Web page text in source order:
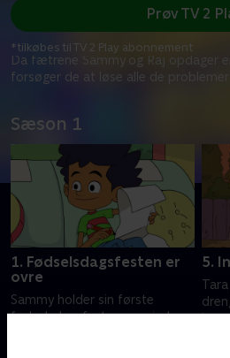
Da fætrene Sammy og Raj opdager
forsøger de at løse alle de problemer
Prøv TV 2
*tilkøbes til TV 2 Play abonnement
Sæson 1
1. Fødselsdagsfesten er
ovre
Sammy holder sin første
fødselsdagsfest nogensinde.
5.